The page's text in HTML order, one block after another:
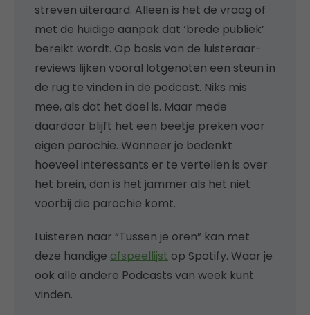
streven uiteraard. Alleen is het de vraag of
met de huidige aanpak dat ‘brede publiek’
bereikt wordt. Op basis van de luisteraar-
reviews lijken vooral lotgenoten een steun in
de rug te vinden in de podcast. Niks mis
mee, als dat het doel is. Maar mede
daardoor blijft het een beetje preken voor
eigen parochie. Wanneer je bedenkt
hoeveel interessants er te vertellen is over
het brein, dan is het jammer als het niet
voorbij die parochie komt.
Luisteren naar “Tussen je oren” kan met
deze handige afspeellijst op Spotify. Waar je
ook alle andere Podcasts van week kunt
vinden.